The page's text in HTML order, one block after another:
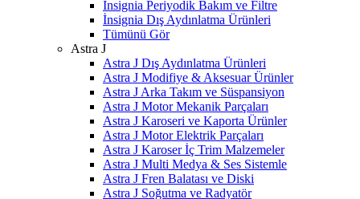
İnsignia Periyodik Bakım ve Filtre
İnsignia Dış Aydınlatma Ürünleri
Tümünü Gör
Astra J
Astra J Dış Aydınlatma Ürünleri
Astra J Modifiye & Aksesuar Ürünler
Astra J Arka Takım ve Süspansiyon
Astra J Motor Mekanik Parçaları
Astra J Karoseri ve Kaporta Ürünler
Astra J Motor Elektrik Parçaları
Astra J Karoser İç Trim Malzemeler
Astra J Multi Medya & Ses Sistemle
Astra J Fren Balatası ve Diski
Astra J Soğutma ve Radyatör